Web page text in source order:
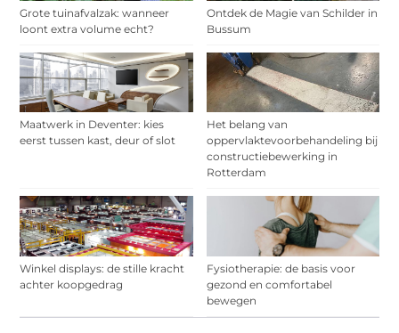
Grote tuinafvalzak: wanneer
loont extra volume echt?
Ontdek de Magie van Schilder in
Bussum
Maatwerk in Deventer: kies
eerst tussen kast, deur of slot
Het belang van
oppervlaktevoorbehandeling bij
constructiebewerking in
Rotterdam
Winkel displays: de stille kracht
achter koopgedrag
Fysiotherapie: de basis voor
gezond en comfortabel
bewegen